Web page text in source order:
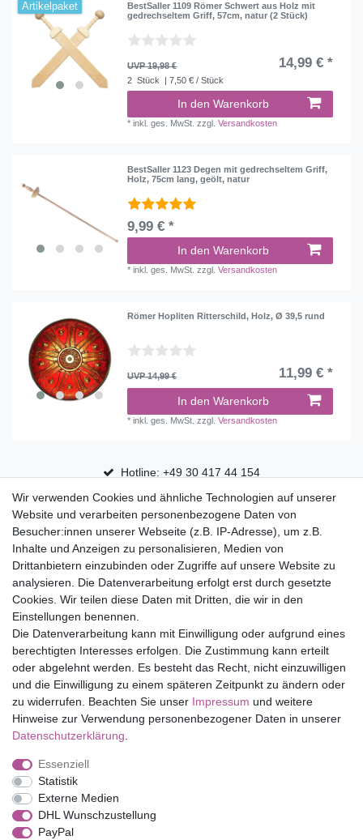
Artikelpaket
BestSaller 1109 Römer Schwert aus Holz mit
gedrechseltem Griff, 57cm, natur (2 Stück)
UVP 19,98 € 14,99 € *
2 Stück | 7,50 € / Stück
In den Warenkorb
*inkl. ges. MwSt. zzgl.Versandkosten
BestSaller 1123 Degen mit gedrechseltem Griff,
Holz, 75cm lang, geölt, natur
9,99 € *
In den Warenkorb
*inkl. ges. MwSt. zzgl.Versandkosten
Römer Hopliten Ritterschild, Holz, Ø 39,5 rund
UVP 14,99 € 11,99 € *
In den Warenkorb
*inkl. ges. MwSt. zzgl.Versandkosten
Hotline: +49 30 417 44 154
30 Tage Rückgaberecht
Versandfrei ab 75 € in Deutschland
Top Marken
Eduplay
Folia Bringmann
Shop
Mein Konto
Service
Versandkosten
Impressum
Barrierefreiheitserklärung
Wir verwenden Cookies und ähnliche Technologien auf unserer
Website und verarbeiten personenbezogene Daten von
Besucher:innen unserer Webseite (z.B. IP-Adresse), um z.B.
Inhalte und Anzeigen zu personalisieren, Medien von
Drittanbietern einzubinden oder Zugriffe auf unsere Website zu
analysieren. Die Datenverarbeitung erfolgt erst durch gesetzte
Cookies. Wir teilen diese Daten mit Dritten, die wir in den
Einstellungen benennen.
Die Datenverarbeitung kann mit Einwilligung oder aufgrund eines
berechtigten Interesses erfolgen. Die Zustimmung kann erteilt
oder abgelehnt werden. Es besteht das Recht, nicht einzuwilligen
und die Einwilligung zu einem späteren Zeitpunkt zu ändern oder
zu widerrufen. Beachten Sie unser Impressum und weitere
Hinweise zur Verwendung personenbezogener Daten in unserer
Daten­schutz­erklärung
Essenziell
Statistik
Externe Medien
DHL Wunschzustellung
PayPal